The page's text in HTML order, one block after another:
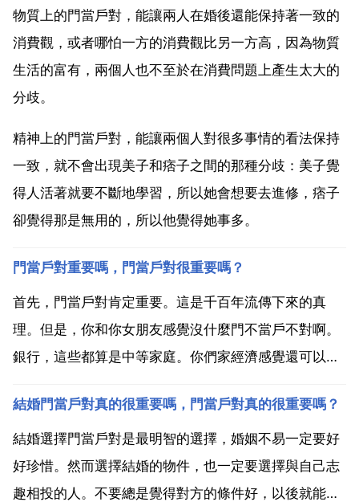
物質上的門當戶對，能讓兩人在婚後還能保持著一致的
消費觀，或者哪怕一方的消費觀比另一方高，因為物質
生活的富有，兩個人也不至於在消費問題上產生太大的
分歧。
精神上的門當戶對，能讓兩個人對很多事情的看法保持
一致，就不會出現美子和痞子之間的那種分歧：美子覺
得人活著就要不斷地學習，所以她會想要去進修，痞子
卻覺得那是無用的，所以他覺得她事多。
門當戶對重要嗎，門當戶對很重要嗎？
首先，門當戶對肯定重要。這是千百年流傳下來的真
理。但是，你和你女朋友感覺沒什麼門不當戶不對啊。
銀行，這些都算是中等家庭。你們家經濟感覺還可以。
她父母應該也不存在看不上你們家。和銀行裡面只要不
是各部門一把手，不會有什麼錢。主要是你女朋友是什
麼職業。你目前...
結婚門當戶對真的很重要嗎，門當戶對真的很重要嗎？
結婚選擇門當戶對是最明智的選擇，婚姻不易一定要好
好珍惜。然而選擇結婚的物件，也一定要選擇與自己志
趣相投的人。不要總是覺得對方的條件好，以後就能給